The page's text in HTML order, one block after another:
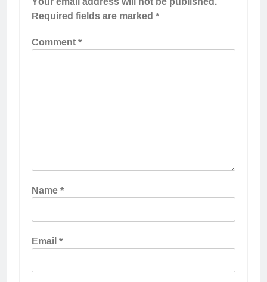
Required fields are marked*
Comment*
Name*
Email*